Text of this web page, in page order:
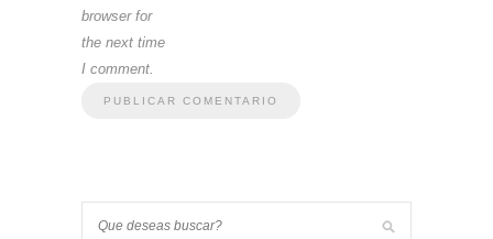
browser for
the next time
I comment.